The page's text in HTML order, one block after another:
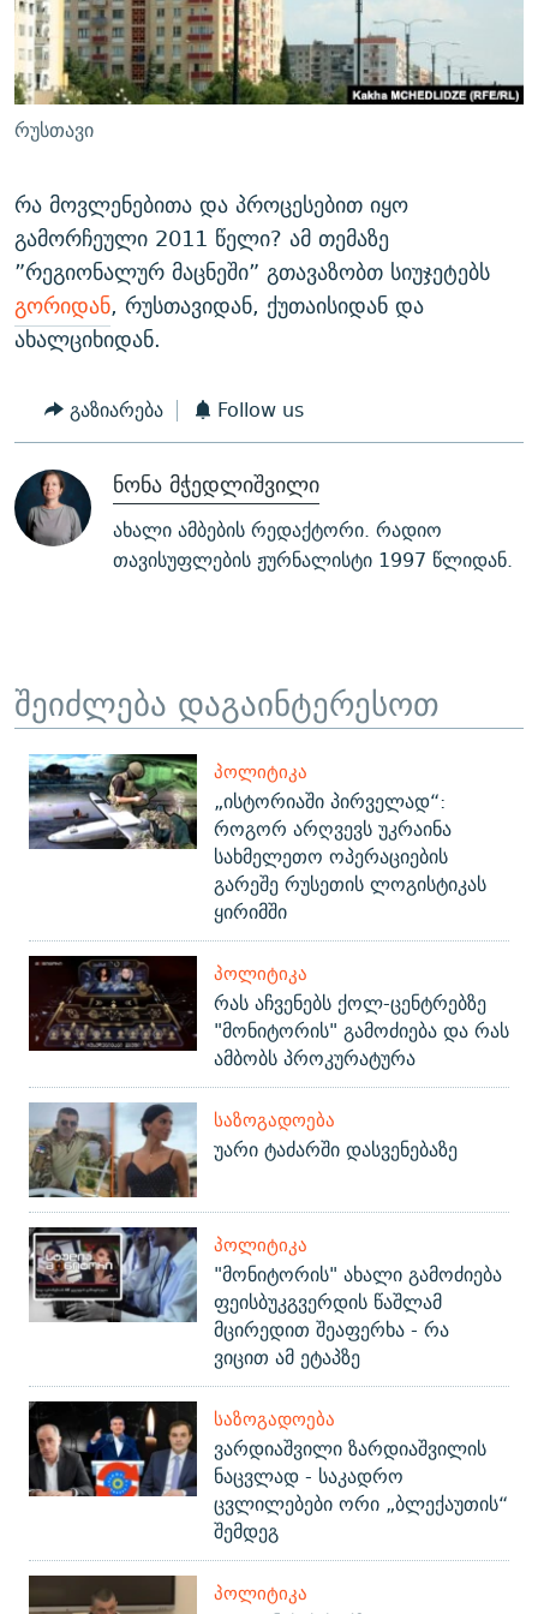
ᲛᲝᲚᲐᲞᲐᲠᲐᲙᲔ ᲢᲔᲥᲡᲢᲔᲑᲘ
ᲨᲘᲜ - ᲣᲪᲮᲝᲔᲗᲨᲘ
ᲚᲘᲢᲔᲠᲐᲢᲣᲠᲣᲚᲘ ᲬᲐᲮᲜᲐᲒᲔᲑᲘ
ᲘᲛᲞᲔᲠᲘᲐ ᲓᲐ ᲠᲐᲓᲘᲝ
ᲩᲔᲛᲘ ᲡᲘᲙᲕᲓᲘᲚᲘᲡ ᲛᲘᲖᲔᲖᲘᲐ COVID-19
11 ᲬᲔᲚᲘ - 11 ᲐᲛᲑᲐᲕᲘ
ᲡᲐᲞᲐᲠᲚᲐᲛᲔᲜᲢᲝ ᲐᲠᲩᲔᲕᲜᲔᲑᲘᲡ ᲘᲡᲢᲝᲠᲘᲐ
5 ᲐᲛᲑᲐᲕᲘ - 20 ᲘᲕᲜᲘᲡᲡ ᲓᲐᲨᲐᲕᲔᲑᲣᲚᲔᲑᲘ
ᲐᲒᲕᲘᲡᲢᲝᲡ ᲝᲛᲘ
ПРИВЕТ ᲙᲣᲚᲢᲣᲠᲐ
ᲒᲐᲛᲝᲘᲬᲔᲠᲔ
რთე/რთ-ის ყველა საიტი
რუსთავი
რა მოვლენებითა და პროცესებით იყო
გამორჩეული 2011 წელი? ამ თემაზე
”რეგიონალურ მაცნეში” გთავაზობთ სიუჯეტებს
გორიდან, რუსთავიდან, ქუთაისიდან და
ახალციხიდან.
გაზიარება Follow us
ნონა მჭედლიშვილი
ახალი ამბების რედაქტორი. რადიო
თავისუფლების ჟურნალისტი 1997 წლიდან.
შეიძლება დაგაინტერესოთ
ᲞᲝᲚᲘᲢᲘᲙᲐ
„ისტორიაში პირველად“:
როგორ არღვევს უკრაინა
სახმელეთო ოპერაციების
გარეშე რუსეთის ლოგისტიკას
ყირიმში
ᲞᲝᲚᲘᲢᲘᲙᲐ
რას აჩვენებს ქოლ-ცენტრებზე
"მონიტორის" გამოძიება და რას
ამბობს პროკურატურა
ᲡᲐᲖᲝᲒᲐᲓᲝᲔᲑᲐ
უარი ტაძარში დასვენებაზე
ᲞᲝᲚᲘᲢᲘᲙᲐ
"მონიტორის" ახალი გამოძიება
ფეისბუკგვერდის წაშლამ
მცირედით შეაფერხა - რა
ვიცით ამ ეტაპზე
ᲡᲐᲖᲝᲒᲐᲓᲝᲔᲑᲐ
ვარდიაშვილი ზარდიაშვილის
ნაცვლად - საკადრო
ცვლილებები ორი „ბლექაუთის“
შემდეგ
ᲞᲝᲚᲘᲢᲘᲙᲐ